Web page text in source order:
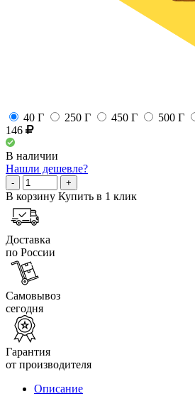
40 Г 250 Г 450 Г 500 Г
146
В наличии
Нашли дешевле?
- +
В корзину Купить в 1 клик
Доставка
по России
Самовывоз
сегодня
Гарантия
от производителя
Описание